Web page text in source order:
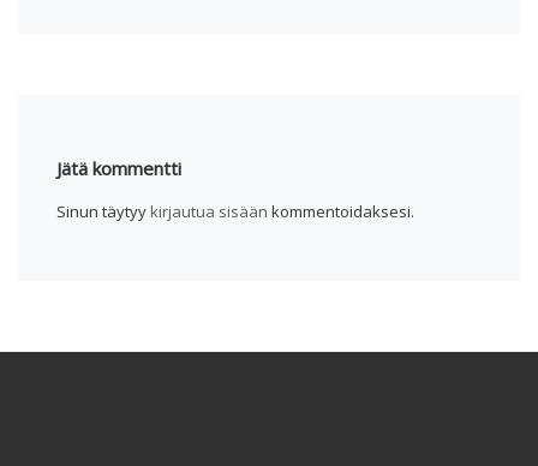
Jätä kommentti
Sinun täytyy kirjautua sisään kommentoidaksesi.